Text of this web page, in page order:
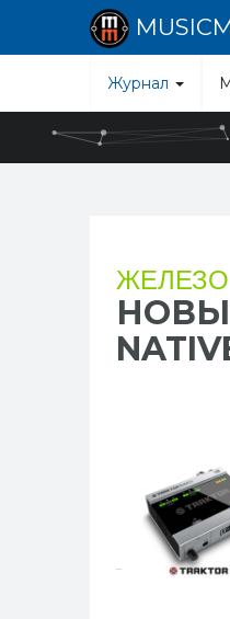
Журнал
ЖЕЛЕЗО